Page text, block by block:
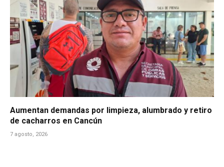
Aumentan demandas por limpieza, alumbrado y retiro
de cacharros en Cancún
7 agosto, 2026